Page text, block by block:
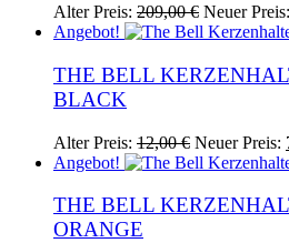
Alter Preis: 209,00€
Preis
209,00 €
Neuer Preis:
Angebot!
THE BELL
LACK
Alter Preis: 12,00€
Preis
12,00 €
Neuer Preis:
Angebot!
THE BELL
RANGE